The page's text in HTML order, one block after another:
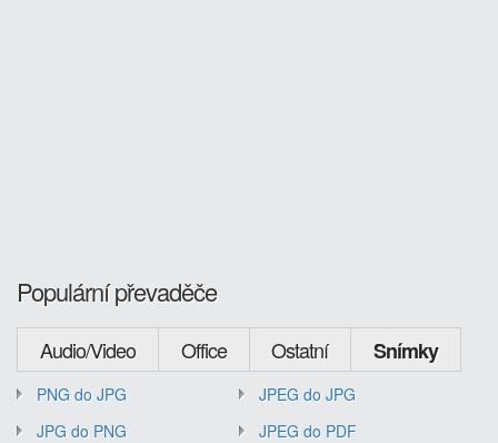
Populární převaděče
Audio/Video Office Ostatní Snímky
PNG do JPG
JPEG do JPG
JPG do PNG
JPEG do PDF